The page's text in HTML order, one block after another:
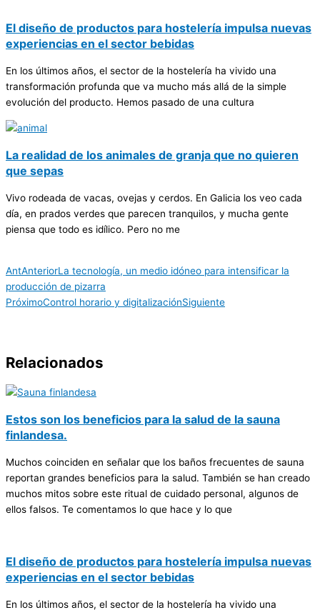
El diseño de productos para hostelería impulsa nuevas
experiencias en el sector bebidas
En los últimos años, el sector de la hostelería ha vivido una
transformación profunda que va mucho más allá de la simple
evolución del producto. Hemos pasado de una cultura
La realidad de los animales de granja que no quieren
que sepas
Vivo rodeada de vacas, ovejas y cerdos. En Galicia los veo cada
día, en prados verdes que parecen tranquilos, y mucha gente
piensa que todo es idílico. Pero no me
AntAnteriorLa tecnología, un medio idóneo para intensificar la
producción de pizarra
PróximoControl horario y digitalizaciónSiguiente
Relacionados
Estos son los beneficios para la salud de la sauna
finlandesa.
Muchos coinciden en señalar que los baños frecuentes de sauna
reportan grandes beneficios para la salud. También se han creado
muchos mitos sobre este ritual de cuidado personal, algunos de
ellos falsos. Te comentamos lo que hace y lo que
El diseño de productos para hostelería impulsa nuevas
experiencias en el sector bebidas
En los últimos años, el sector de la hostelería ha vivido una